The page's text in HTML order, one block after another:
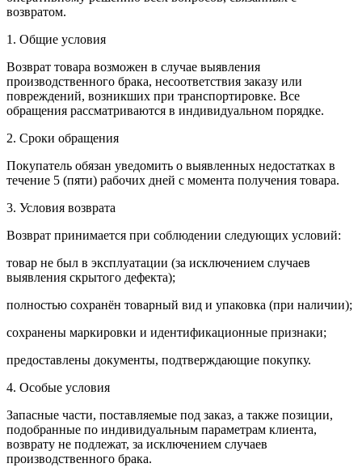
возвратом.
1. Общие условия
Возврат товара возможен в случае выявления
производственного брака, несоответствия заказу или
повреждений, возникших при транспортировке. Все
обращения рассматриваются в индивидуальном порядке.
2. Сроки обращения
Покупатель обязан уведомить о выявленных недостатках в
течение 5 (пяти) рабочих дней с момента получения товара.
3. Условия возврата
Возврат принимается при соблюдении следующих условий:
товар не был в эксплуатации (за исключением случаев
выявления скрытого дефекта);
полностью сохранён товарный вид и упаковка (при наличии);
сохранены маркировки и идентификационные признаки;
предоставлены документы, подтверждающие покупку.
4. Особые условия
Запасные части, поставляемые под заказ, а также позиции,
подобранные по индивидуальным параметрам клиента,
возврату не подлежат, за исключением случаев
производственного брака.